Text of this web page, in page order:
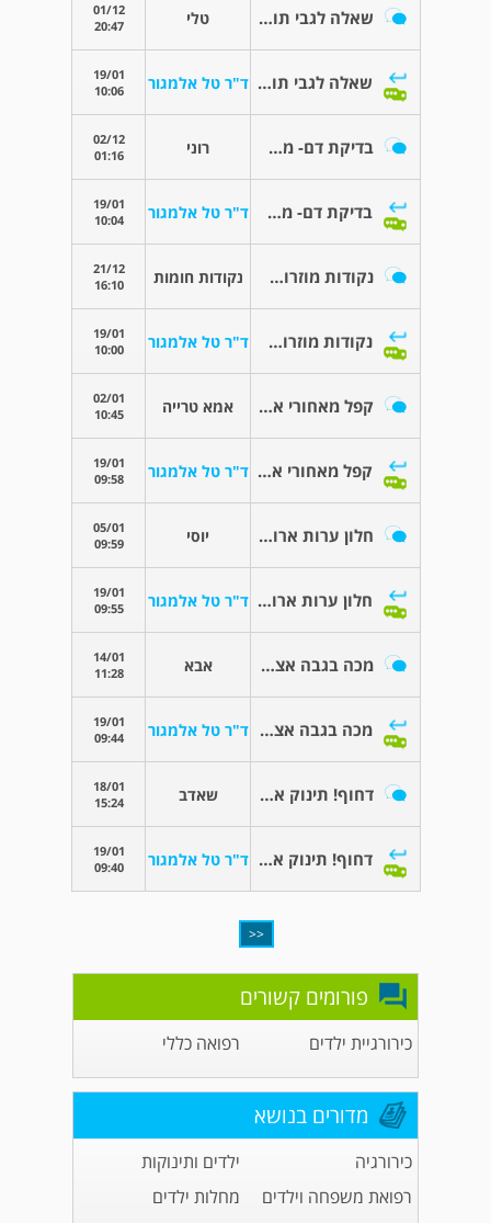
שאלה לגבי תוצאות בדיקות דם טלי
01/12
20:47
שאלה לגבי תוצאות בדיקות דם ד"ר טל אלמגור
19/01
10:06
בדיקת דם- מחלת הנשיקה? רוני
02/12
01:16
בדיקת דם- מחלת הנשיקה? ד"ר טל אלמגור
19/01
10:04
נקודות מוזרות על תינוק נקודות חומות
21/12
16:10
נקודות מוזרות על תינוק ד"ר טל אלמגור
19/01
10:00
קפל מאחורי אזניים אמא טרייה
02/01
10:45
קפל מאחורי אזניים ד"ר טל אלמגור
19/01
09:58
חלון ערות ארוך מאוד לתינוקת בת שנה וחצי יוסי
05/01
09:59
חלון ערות ארוך מאוד לתינוקת בת שנה וחצי ד"ר טל אלמגור
19/01
09:55
מכה בגבה אצל פעוט בן שנתיים אבא
14/01
11:28
מכה בגבה אצל פעוט בן שנתיים ד"ר טל אלמגור
19/01
09:44
דחוף! תינוק אכל דבש שאדב
18/01
15:24
דחוף! תינוק אכל דבש ד"ר טל אלמגור
19/01
09:40
<<
פורומים קשורים
כירורגיית ילדים רפואה כללי
מדורים בנושא
כירורגיה
ילדים ותינוקות
רפואת משפחה וילדים
מחלות ילדים